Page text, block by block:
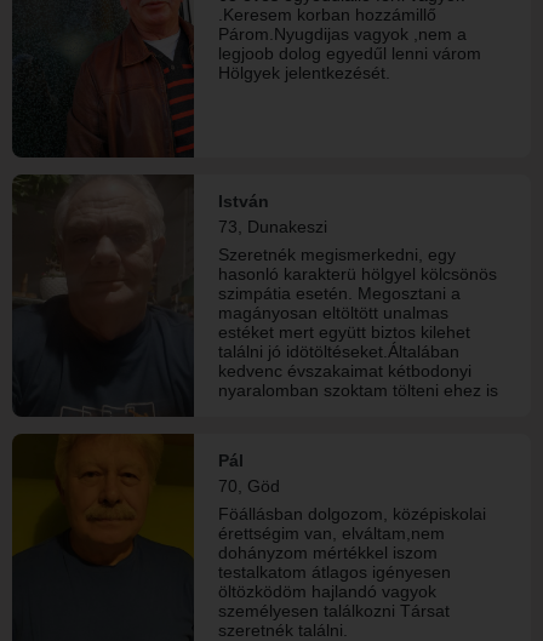
.Keresem korban hozzámillő
Párom.Nyugdijas vagyok ,nem a
legjoob dolog egyedűl lenni várom
Hölgyek jelentkezését.
István
73, Dunakeszi
Szeretnék megismerkedni, egy
hasonló karakterü hölgyel kölcsönös
szimpátia esetén. Megosztani a
magányosan eltöltött unalmas
estéket mert együtt biztos kilehet
találni jó idötöltéseket.Általában
kedvenc évszakaimat kétbodonyi
nyaralomban szoktam tölteni ehez is
Pál
70, Göd
Föállásban dolgozom, középiskolai
érettségim van, elváltam,nem
dohányzom mértékkel iszom
testalkatom átlagos igényesen
öltözködöm hajlandó vagyok
személyesen találkozni Társat
szeretnék találni.